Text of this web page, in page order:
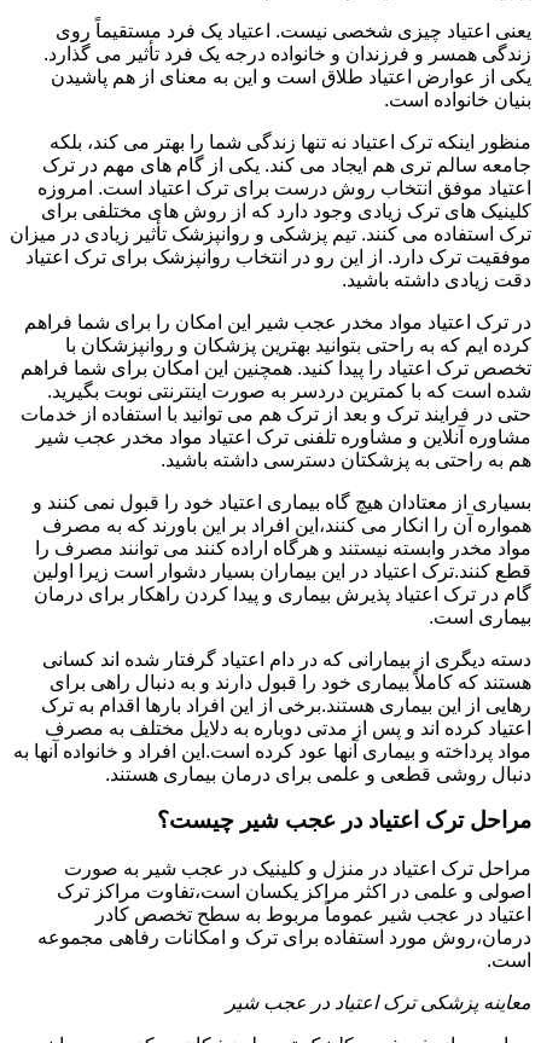
یعنی اعتیاد چیزی شخصی نیست. اعتیاد یک فرد مستقیماً روی
زندگی همسر و فرزندان و خانواده درجه یک فرد تأثیر می گذارد.
یکی از عوارض اعتیاد طلاق است و این به معنای از هم پاشیدن
بنیان خانواده است.
منظور اینکه ترک اعتیاد نه تنها زندگی شما را بهتر می کند، بلکه
جامعه سالم تری هم ایجاد می کند. یکی از گام های مهم در ترک
اعتیاد موفق انتخاب روش درست برای ترک اعتیاد است. امروزه
کلینیک های ترک زیادی وجود دارد که از روش های مختلفی برای
ترک استفاده می کنند. تیم پزشکی و روانپزشک تأثیر زیادی در میزان
موفقیت ترک دارد. از این رو در انتخاب روانپزشک برای ترک اعتیاد
دقت زیادی داشته باشید.
در ترک اعتیاد مواد مخدر عجب شیر این امکان را برای شما فراهم
کرده ایم که به راحتی بتوانید بهترین پزشکان و روانپزشکان با
تخصص ترک اعتیاد را پیدا کنید. همچنین این امکان برای شما فراهم
شده است که با کمترین دردسر به صورت اینترنتی نوبت بگیرید.
حتی در فرایند ترک و بعد از ترک هم می توانید با استفاده از خدمات
مشاوره آنلاین و مشاوره تلفنی ترک اعتیاد مواد مخدر عجب شیر
هم به راحتی به پزشکتان دسترسی داشته باشید.
بسیاری از معتادان هیچ گاه بیماری اعتیاد خود را قبول نمی کنند و
همواره آن را انکار می کنند،این افراد بر این باورند که به مصرف
مواد مخدر وابسته نیستند و هرگاه اراده کنند می توانند مصرف را
قطع کنند.ترک اعتیاد در این بیماران بسیار دشوار است زیرا اولین
گام در ترک اعتیاد پذیرش بیماری و پیدا کردن راهکار برای درمان
بیماری است.
دسته دیگری از بیمارانی که در دام اعتیاد گرفتار شده اند کسانی
هستند که کاملاً بیماری خود را قبول دارند و به دنبال راهی برای
رهایی از این بیماری هستند.برخی از این افراد بارها اقدام به ترک
اعتیاد کرده اند و پس از مدتی دوباره به دلایل مختلف به مصرف
مواد پرداخته و بیماری آنها عود کرده است.این افراد و خانواده آنها به
دنبال روشی قطعی و علمی برای درمان بیماری هستند.
مراحل ترک اعتیاد در عجب شیر چیست؟
مراحل ترک اعتیاد در منزل و کلینیک در عجب شیر به صورت
اصولی و علمی در اکثر مراکز یکسان است،تفاوت مراکز ترک
اعتیاد در عجب شیر عموماً مربوط به سطح تخصص کادر
درمان،روش مورد استفاده برای ترک و امکانات رفاهی مجموعه
است.
معاینه پزشکی ترک اعتیاد در عجب شیر